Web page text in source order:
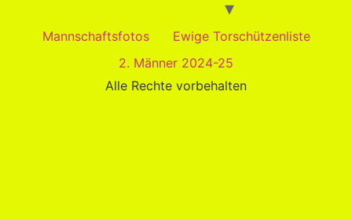
Mannschaftsfotos
Ewige Torschützenliste
2. Männer 2024-25
Alle Rechte vorbehalten